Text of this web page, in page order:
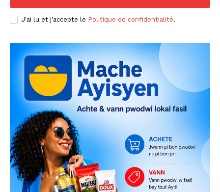
J'ai lu et j'accepte le Politique de confidentialité.